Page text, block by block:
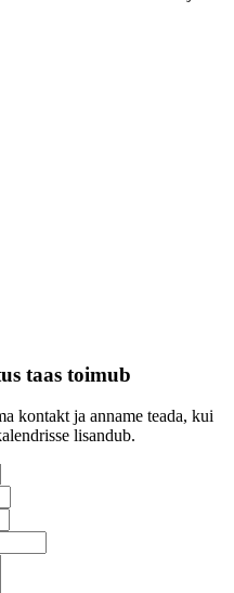
taas toimub
kontakt ja anname teada, kui
lisandub.